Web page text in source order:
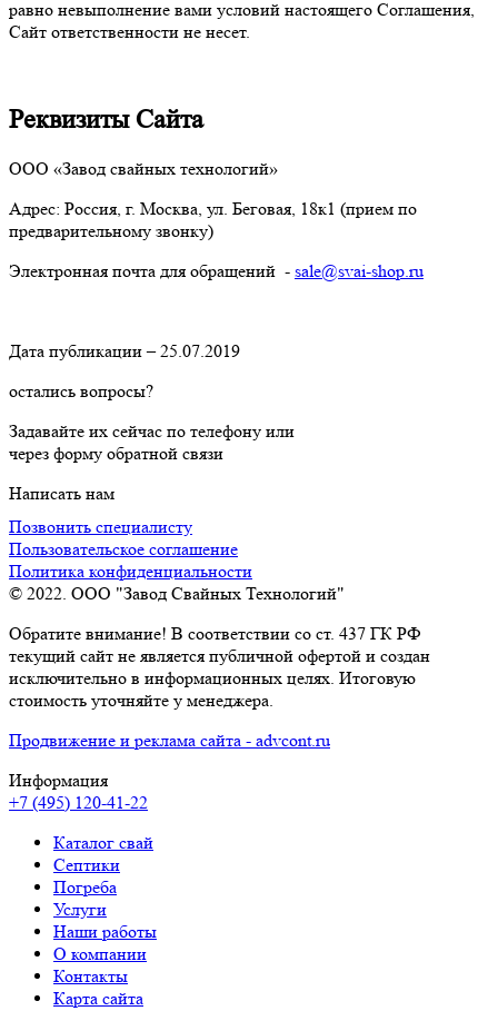
равно невыполнение вами условий настоящего Соглашения,
Сайт ответственности не несет.
Реквизиты Сайта
ООО «Завод свайных технологий»
Адрес: Россия, г. Москва, ул. Беговая, 18к1 (прием по
предварительному звонку)
Электронная почта для обращений - sale@svai-shop.ru
Дата публикации – 25.07.2019
остались вопросы?
Задавайте их сейчас по телефону или
через форму обратной связи
Написать нам
Позвонить специалисту
Пользовательское соглашение
Политика конфиденциальности
© 2022. ООО "Завод Свайных Технологий"
Обратите внимание! В соответствии со ст. 437 ГК РФ
текущий сайт не является публичной офертой и создан
исключительно в информационных целях. Итоговую
стоимость уточняйте у менеджера.
Продвижение и реклама сайта - advcont.ru
Информация
+7 (495) 120-41-22
Каталог свай
Септики
Погреба
Услуги
Наши работы
О компании
Контакты
Карта сайта